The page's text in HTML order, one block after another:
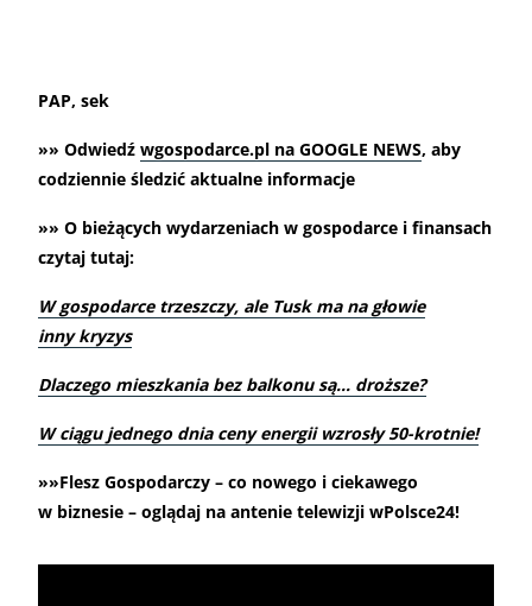
PAP, sek
»» Odwiedź wgospodarce.pl na GOOGLE NEWS, aby
codziennie śledzić aktualne informacje
»» O bieżących wydarzeniach w gospodarce i finansach
czytaj tutaj:
W gospodarce trzeszczy, ale Tusk ma na głowie
inny kryzys
Dlaczego mieszkania bez balkonu są… droższe?
W ciągu jednego dnia ceny energii wzrosły 50-krotnie!
»»Flesz Gospodarczy – co nowego i ciekawego
w biznesie – oglądaj na antenie telewizji wPolsce24!